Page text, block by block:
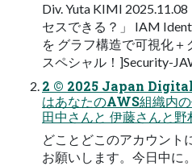
Div. Yuta KIMI
セスできる？」 IAM
を グラフ構造で可視化
スペシャル！]Security-
2 © 2025 Japan
はあなたのAWS組織内
田中さんと 伊藤さんと
どことどこのアカウント
お願いします。今日中に